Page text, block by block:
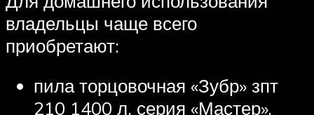
владельцы чаще всего
приобретают:
пила торцовочная «Зубр» зпт
210 1400 л, серия «Мастер»,